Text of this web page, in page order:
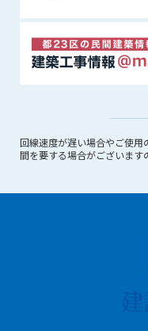
回線速度が遅い場合やご使
間を要する場合がございます
被った損害について管
します。
第9条（会員の個人情報
会員の氏名、住所、性
ビスの提供に関連して
する場合を除き、第三
す。
(1) 会員が、自己の個人
者に提供する場合